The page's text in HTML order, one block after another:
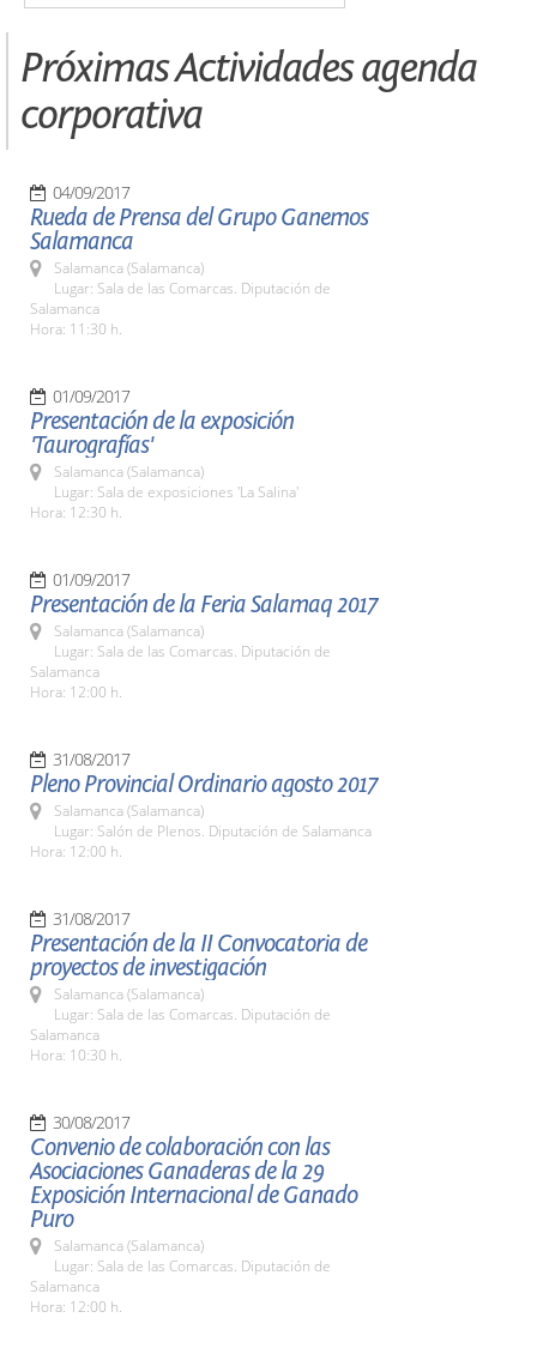
Próximas Actividades agenda
corporativa
04/09/2017
Rueda de Prensa del Grupo Ganemos
Salamanca
Salamanca (Salamanca)
Lugar: Sala de las Comarcas. Diputación de
Salamanca
Hora: 11:30 h.
01/09/2017
Presentación de la exposición
'Taurografías'
Salamanca (Salamanca)
Lugar: Sala de exposiciones 'La Salina'
Hora: 12:30 h.
01/09/2017
Presentación de la Feria Salamaq 2017
Salamanca (Salamanca)
Lugar: Sala de las Comarcas. Diputación de
Salamanca
Hora: 12:00 h.
31/08/2017
Pleno Provincial Ordinario agosto 2017
Salamanca (Salamanca)
Lugar: Salón de Plenos. Diputación de Salamanca
Hora: 12:00 h.
31/08/2017
Presentación de la II Convocatoria de
proyectos de investigación
Salamanca (Salamanca)
Lugar: Sala de las Comarcas. Diputación de
Salamanca
Hora: 10:30 h.
30/08/2017
Convenio de colaboración con las
Asociaciones Ganaderas de la 29
Exposición Internacional de Ganado
Puro
Salamanca (Salamanca)
Lugar: Sala de las Comarcas. Diputación de
Salamanca
Hora: 12:00 h.